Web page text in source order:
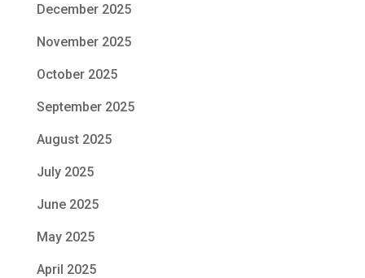
December 2025
November 2025
October 2025
September 2025
August 2025
July 2025
June 2025
May 2025
April 2025